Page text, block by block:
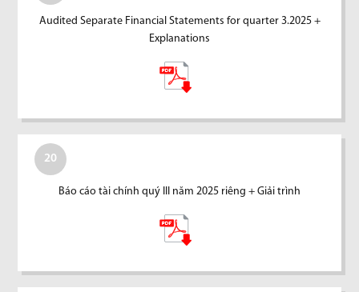
Audited Separate Financial Statements for quarter 3.2025 +
Explanations
20
Báo cáo tài chính quý III năm 2025 riêng + Giải trình